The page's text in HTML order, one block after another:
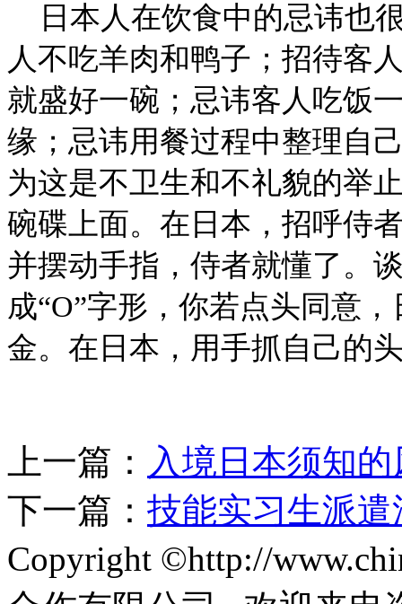
日本人在饮食中的忌讳也
人不吃羊肉和鸭子；招待客
就盛好一碗；忌讳客人吃饭
缘；忌讳用餐过程中整理自
为这是不卫生和不礼貌的举
碗碟上面。在日本，招呼侍
并摆动手指，侍者就懂了。
成“O”字形，你若点头同意
金。在日本，用手抓自己的
上一篇： 入境日本须知
下一篇： 技能实习生派遣
Copyright ©http://